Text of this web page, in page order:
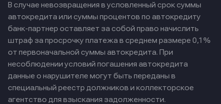
В случае невозвращения в условленный срок суммы
автокредита или суммы процентов по автокредиту
банк-партнер оставляет за собой право начислить
штраф за просрочку платежа в среднем размере 0,1%
от первоначальной суммы автокредита. При
несоблюдении условий погашения автокредита
данные о нарушителе могут быть переданы в
специальный реестр должников и коллекторское
агентство для взыскания задолженности.